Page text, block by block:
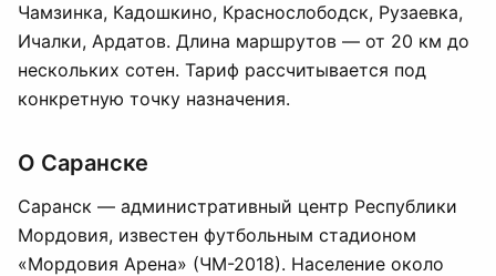
Чамзинка, Кадошкино, Краснослободск, Рузаевка,
Ичалки, Ардатов. Длина маршрутов — от 20 км до
нескольких сотен. Тариф рассчитывается под
конкретную точку назначения.
О Саранске
Саранск — административный центр Республики
Мордовия, известен футбольным стадионом
«Мордовия Арена» (ЧМ-2018). Население около